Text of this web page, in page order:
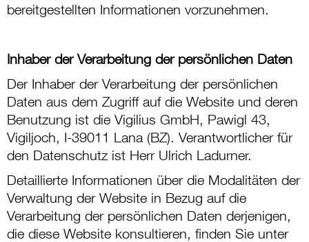
bereitgestellten Informationen vorzunehmen.
Inhaber der Verarbeitung der persönlichen Daten
Der Inhaber der Verarbeitung der persönlichen
Daten aus dem Zugriff auf die Website und deren
Benutzung ist die Vigilius GmbH, Pawigl 43,
Vigiljoch, I-39011 Lana (BZ). Verantwortlicher für
den Datenschutz ist Herr Ulrich Ladurner.
Detaillierte Informationen über die Modalitäten der
Verwaltung der Website in Bezug auf die
Verarbeitung der persönlichen Daten derjenigen,
die diese Website konsultieren, finden Sie unter